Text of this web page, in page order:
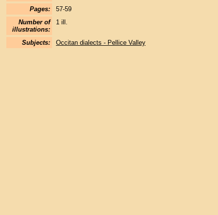
Pages:
57-59
Number of
illustrations:
1 ill.
Subjects: Occitan dialects - Pellice Valley